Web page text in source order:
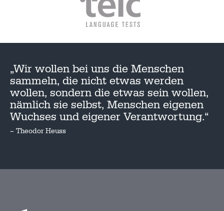
„Wir wollen bei uns die Menschen
sammeln, die nicht etwas werden
wollen, sondern die etwas sein wollen,
nämlich sie selbst, Menschen eigenen
Wuchses und eigener Verantwortung.“
– Theodor Heuss